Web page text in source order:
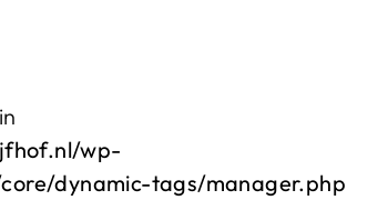
wp-
dynamic-tags/manager.php